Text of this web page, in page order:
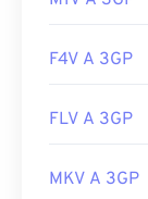
F4V A 3GP
FLV A 3GP
MKV A 3GP